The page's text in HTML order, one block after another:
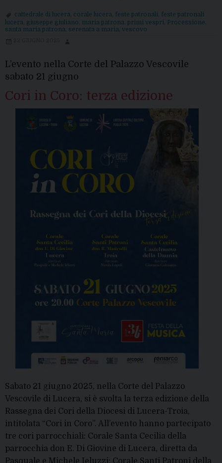
Santa
Maria
cattedrale di lucera corale lucera feste patronali feste patronali
lucera giuseppe giuliano maria patrona primi vespri Processione
santa maria patrona serenata a maria vescovo
L’evento nella Corte del Palazzo Vescovile
sabato 21 giugno
Cori in Coro: terza edizione
Sabato 21 giugno 2025, nella Corte del Palazzo
Vescovile di Lucera, si è svolta la terza edizione della
Rassegna dei Cori della Diocesi di Lucera-Troia,
intitolata “Cori in Coro”. All’evento hanno partecipato
tre cori parrocchiali: Corale Santa Cecilia della
parrocchia don E. Di Giovine di Lucera, diretta da
Pasquale e Michele Ieluzzi; Corale Santi Patroni della